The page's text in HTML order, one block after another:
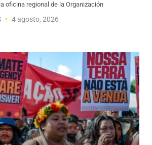
oficina regional de la Organización
4 agosto, 2026